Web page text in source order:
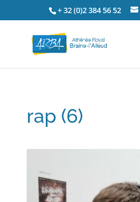
+ 32 (0)2 384 56 52
rap (6)